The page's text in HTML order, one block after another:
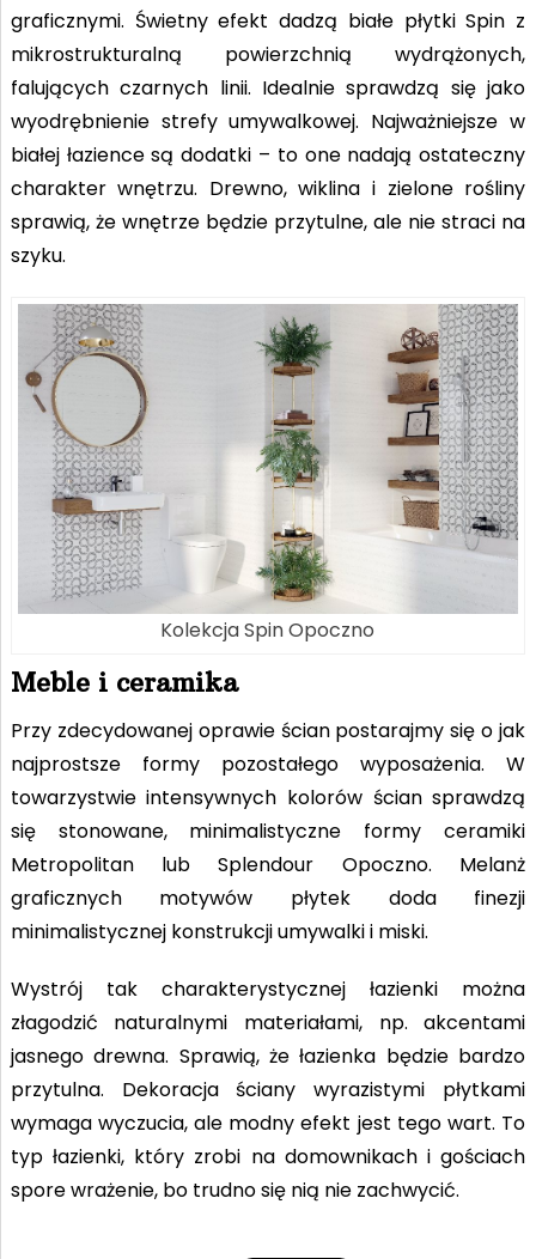
graficznymi. Świetny efekt dadzą białe płytki Spin z
mikrostrukturalną powierzchnią wydrążonych,
falujących czarnych linii. Idealnie sprawdzą się jako
wyodrębnienie strefy umywalkowej. Najważniejsze w
białej łazience są dodatki – to one nadają ostateczny
charakter wnętrzu. Drewno, wiklina i zielone rośliny
sprawią, że wnętrze będzie przytulne, ale nie straci na
szyku.
Kolekcja Spin Opoczno
Meble i ceramika
Przy zdecydowanej oprawie ścian postarajmy się o jak
najprostsze formy pozostałego wyposażenia. W
towarzystwie intensywnych kolorów ścian sprawdzą
się stonowane, minimalistyczne formy ceramiki
Metropolitan lub Splendour Opoczno. Melanż
graficznych motywów płytek doda finezji
minimalistycznej konstrukcji umywalki i miski.
Wystrój tak charakterystycznej łazienki można
złagodzić naturalnymi materiałami, np. akcentami
jasnego drewna. Sprawią, że łazienka będzie bardzo
przytulna. Dekoracja ściany wyrazistymi płytkami
wymaga wyczucia, ale modny efekt jest tego wart. To
typ łazienki, który zrobi na domownikach i gościach
spore wrażenie, bo trudno się nią nie zachwycić.